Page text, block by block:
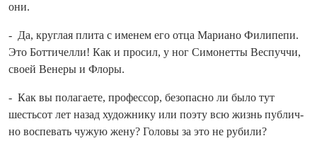
они.
- Да, круглая плита с именем его отца Мариано Филипепи.
Это Боттичелли! Как и просил, у ног Симонетты Веспуччи,
своей Венеры и Флоры.
- Как вы полагаете, профессор, безопасно ли было тут
шестьсот лет назад художнику или поэту всю жизнь пуб­лич­
но воспевать чужую жену? Головы за это не рубили?